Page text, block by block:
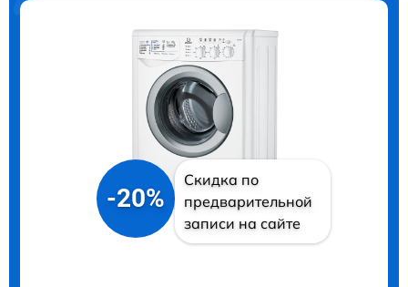
-20%
Скидка по
предварительной
записи на сайте